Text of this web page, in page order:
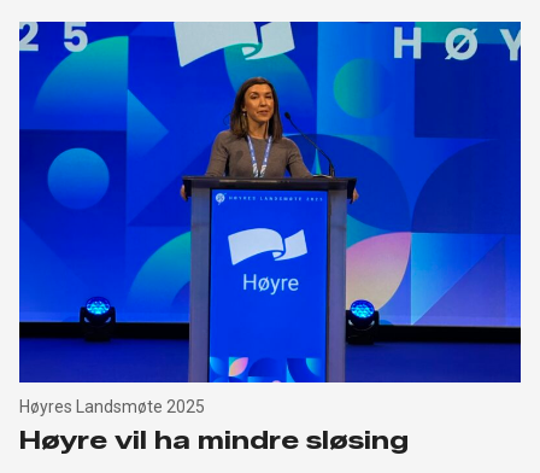
Høyres Landsmøte 2025
Høyre vil ha mindre sløsing